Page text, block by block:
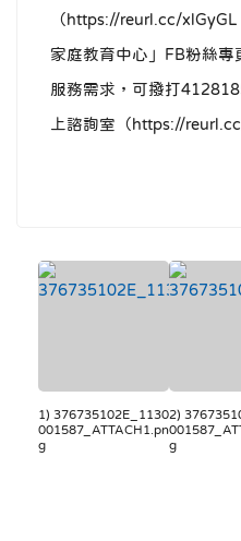
（https://reurl.cc/xlGyGL
家庭教育中心」FB粉絲
服務需求，可撥打
上諮詢室（https://
1) 376735102E_1130
001587_ATTACH1.pn
g
2)
g